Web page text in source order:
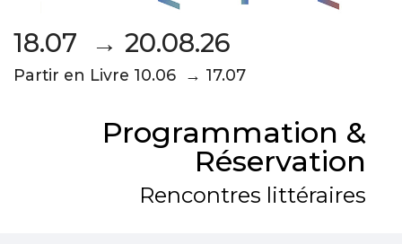
18.07 → 20.08.26
Partir en Livre 10.06 → 17.07
Programmation &
Réservation
Rencontres littéraires